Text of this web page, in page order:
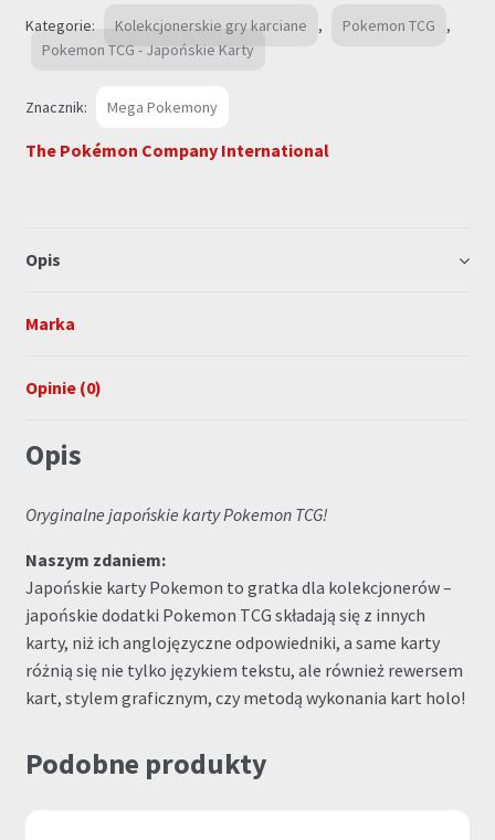
Kategorie: Kolekcjonerskie gry karciane , Pokemon TCG
,
Pokemon TCG - Japońskie Karty
Znacznik: Mega Pokemony
The Pokémon Company International
Opis
Marka
Opinie (0)
Opis
Oryginalne japońskie karty Pokemon TCG!
Naszym zdaniem:
Japońskie karty Pokemon to gratka dla kolekcjonerów –
japońskie dodatki Pokemon TCG składają się z innych
karty, niż ich anglojęzyczne odpowiedniki, a same karty
różnią się nie tylko językiem tekstu, ale również rewersem
kart, stylem graficznym, czy metodą wykonania kart holo!
Podobne produkty